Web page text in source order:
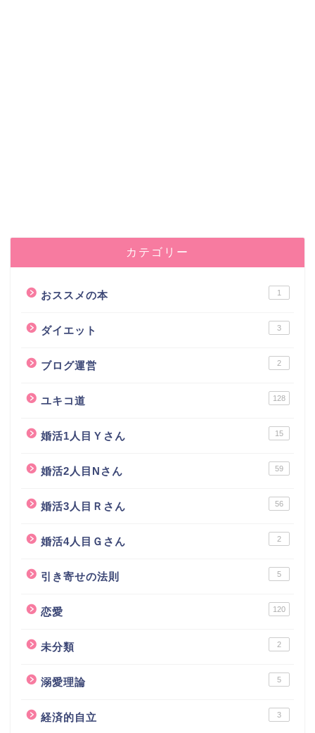
カテゴリー
おススメの本 1
ダイエット 3
ブログ運営 2
ユキコ道 128
婚活1人目Ｙさん 15
婚活2人目Nさん 59
婚活3人目Ｒさん 56
婚活4人目Ｇさん 2
引き寄せの法則 5
恋愛 120
未分類 2
溺愛理論 5
経済的自立 3